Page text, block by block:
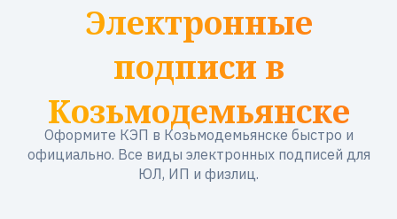
Электронные
подписи в
Козьмодемьянске
Оформите КЭП в Козьмодемьянске быстро и
официально. Все виды электронных подписей для
ЮЛ, ИП и физлиц.